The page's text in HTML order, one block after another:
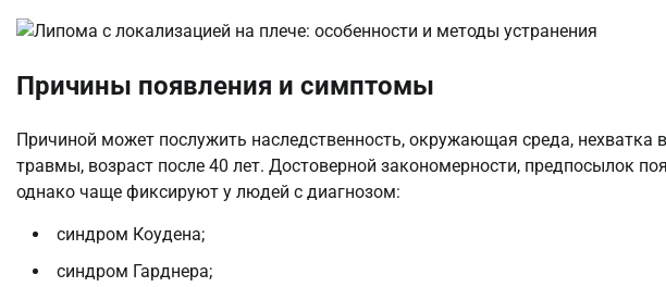
Причины появления и симптомы
Причиной может послужить наследственность, окружающая среда, нехватка
травмы, возраст после 40 лет. Достоверной закономерности, предпосылок
однако чаще фиксируют у людей с диагнозом:
синдром Коудена;
синдром Гарднера;